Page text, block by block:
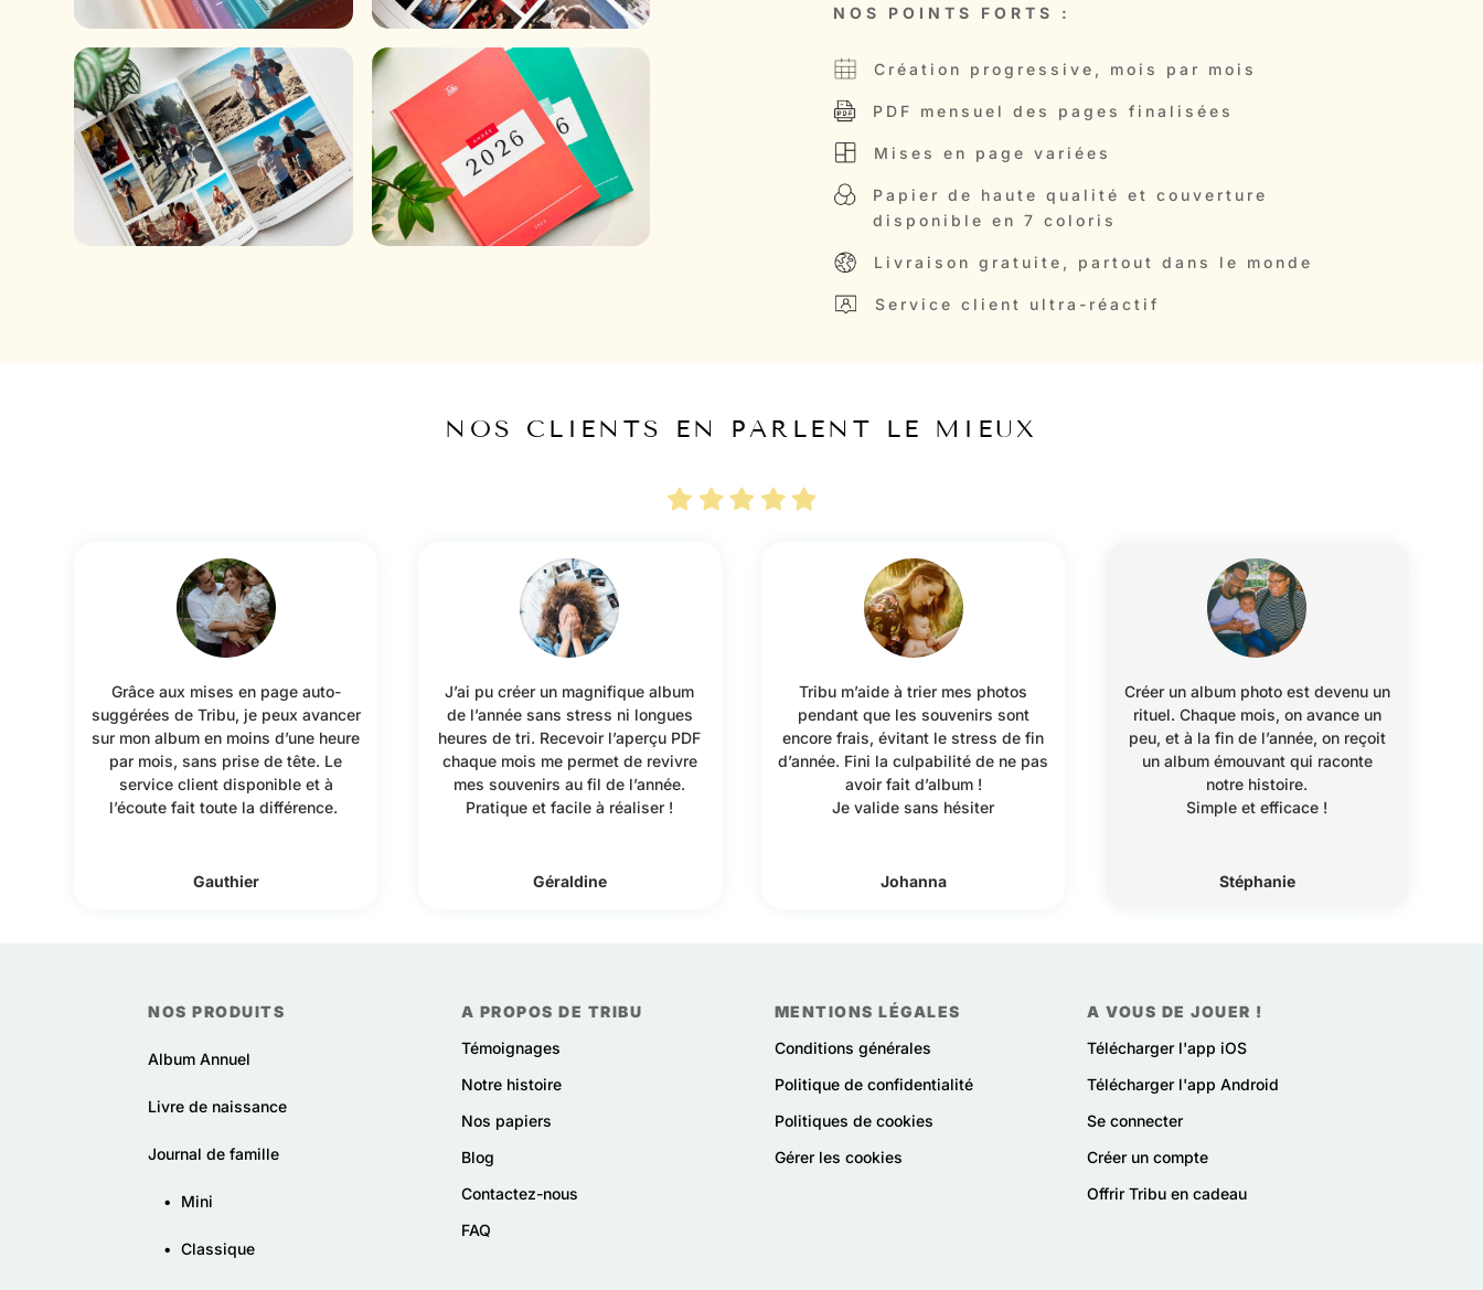
NOS POINTS FORTS :
Création progressive, mois par mois
PDF mensuel des pages finalisées
Mises en page variées
Papier de haute qualité et couverture
disponible en 7 coloris
Livraison gratuite, partout dans le monde
Service client ultra-réactif
NOS CLIENTS EN PARLENT LE MIEUX
Grâce aux mises en page auto-
suggérées de Tribu, je peux avancer
sur mon album en moins d’une heure
par mois, sans prise de tête. Le
service client disponible et à
l’écoute fait toute la différence.
Gauthier
J’ai pu créer un magnifique album
de l’année sans stress ni longues
heures de tri. Recevoir l’aperçu PDF
chaque mois me permet de revivre
mes souvenirs au fil de l’année.
Pratique et facile à réaliser !
Géraldine
Tribu m’aide à trier mes photos
pendant que les souvenirs sont
encore frais, évitant le stress de fin
d’année. Fini la culpabilité de ne pas
avoir fait d’album !
Je valide sans hésiter
Johanna
Créer un album photo est devenu un
rituel. Chaque mois, on avance un
peu, et à la fin de l’année, on reçoit
un album émouvant qui raconte
notre histoire.
Simple et efficace !
Stéphanie
NOS PRODUITS
Album Annuel
Livre de naissance
Journal de famille
• Mini
• Classique
A PROPOS DE TRIBU
Témoignages
Notre histoire
Nos papiers
Blog
Contactez-nous
FAQ
MENTIONS LÉGALES
Conditions générales
Politique de confidentialité
Politiques de cookies
Gérer les cookies
A VOUS DE JOUER !
Télécharger l'app iOS
Télécharger l'app Android
Se connecter
Créer un compte
Offrir Tribu en cadeau